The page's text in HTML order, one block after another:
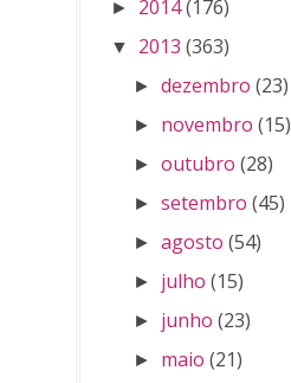
► 2014(176)
▼ 2013 (363)
►dezembro (23)
► novembro (15)
►outubro (28)
►setembro (45)
►agosto (54)
► julho (15)
► junho (23)
► maio (21)